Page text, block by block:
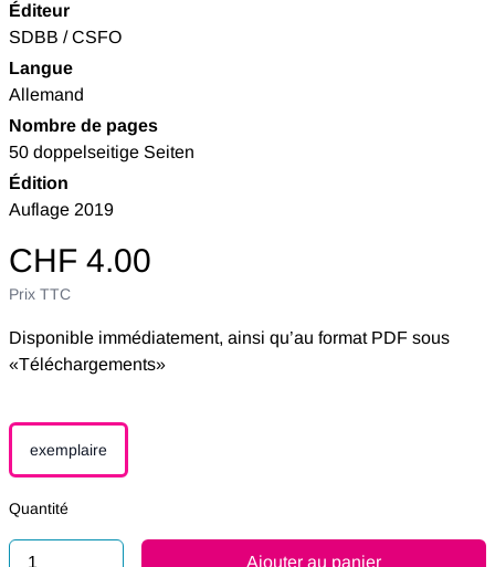
Éditeur
SDBB / CSFO
Langue
Allemand
Nombre de pages
50 doppelseitige Seiten
Édition
Auflage 2019
CHF 4.00
Prix ​​TTC
Disponible immédiatement, ainsi qu’au format PDF sous
«Téléchargements»
exemplaire
Quantité
Ajouter au panier